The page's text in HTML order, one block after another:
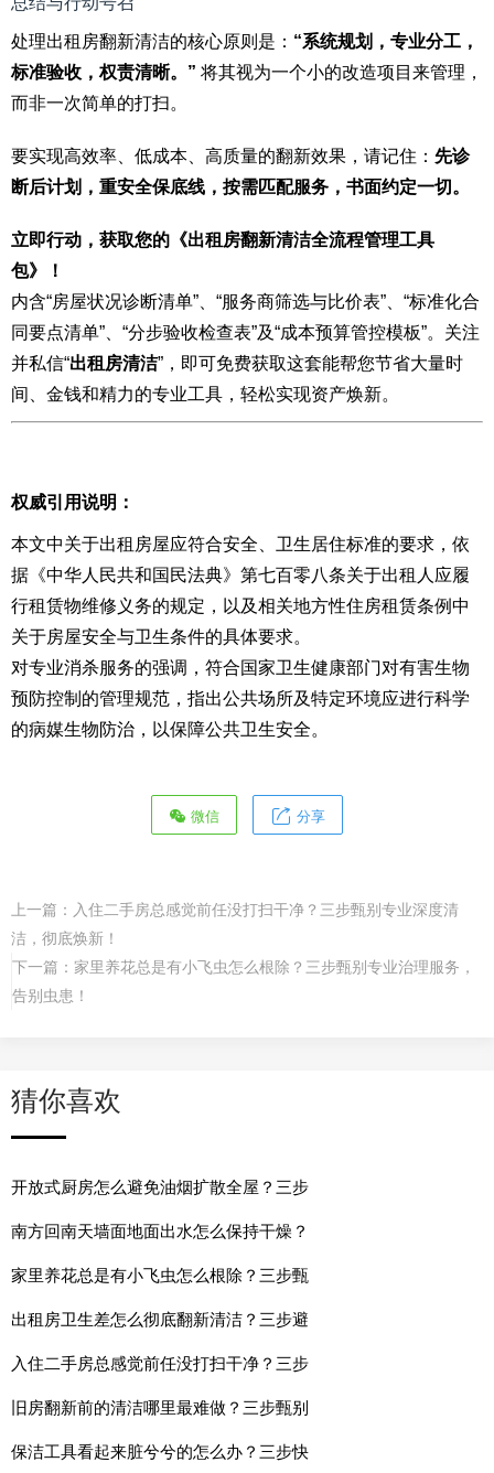
处理出租房翻新清洁的核心原则是： “系统规划，专业分工，
标准验收，权责清晰。” 将其视为一个小的改造项目来管理，
而非一次简单的打扫。
要实现高效率、低成本、高质量的翻新效果，请记住： 先诊
断后计划，重安全保底线，按需匹配服务，书面约定一切。
立即行动，获取您的《出租房翻新清洁全流程管理工具
包》！
内含“房屋状况诊断清单”、“服务商筛选与比价表”、“标准化合
同要点清单”、“分步验收检查表”及“成本预算管控模板”。关注
并私信“出租房清洁”，即可免费获取这套能帮您节省大量时
间、金钱和精力的专业工具，轻松实现资产焕新。
权威引用说明：
本文中关于出租房屋应符合安全、卫生居住标准的要求，依
据《中华人民共和国民法典》第七百零八条关于出租人应履
行租赁物维修义务的规定，以及相关地方性住房租赁条例中
关于房屋安全与卫生条件的具体要求。
对专业消杀服务的强调，符合国家卫生健康部门对有害生物
预防控制的管理规范，指出公共场所及特定环境应进行科学
的病媒生物防治，以保障公共卫生安全。
微信 分享
上一篇： 入住二手房总感觉前任没打扫干净？三步甄别专业深度清
洁，彻底焕新！
下一篇： 家里养花总是有小飞虫怎么根除？三步甄别专业治理服务，
告别虫患！
猜你喜欢
开放式厨房怎么避免油烟扩散全屋？三步
南方回南天墙面地面出水怎么保持干燥？
家里养花总是有小飞虫怎么根除？三步甄
出租房卫生差怎么彻底翻新清洁？三步避
入住二手房总感觉前任没打扫干净？三步
旧房翻新前的清洁哪里最难做？三步甄别
保洁工具看起来脏兮兮的怎么办？三步快